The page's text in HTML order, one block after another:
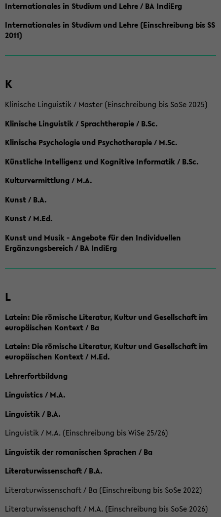
Internationales in Studium und Lehre / BA IndiErg
Internationales in Studium und Lehre (Einschreibung bis SS
2011)
K
Klinische Linguistik / Master (Einschreibung bis SoSe 2025)
Klinische Linguistik / Sprachtherapie / B.Sc.
Klinische Psychologie und Psychotherapie / M.Sc.
Künstliche Intelligenz und Kognitive Informatik / B.Sc.
Kulturvermittlung / M.A.
Kunst / B.A.
Kunst / M.Ed.
Kunst und Musik - Angebote für den Individuellen
Ergänzungsbereich / BA IndiErg
L
Latein: Die römische Literatur, Kultur und Gesellschaft im
europäischen Kontext / Ba
Latein: Die römische Literatur, Kultur und Gesellschaft im
europäischen Kontext / M.Ed.
Lehrerfortbildung
Linguistics / M.A.
Linguistik / B.A.
Linguistik / M.A. (Einschreibung bis WiSe 25/26)
Linguistik der romanischen Sprachen / Ba
Literaturwissenschaft / B.A.
Literaturwissenschaft / Ba (Einschreibung bis SoSe 2022)
Literaturwissenschaft / M.A. (Einschreibung bis SoSe 2026)